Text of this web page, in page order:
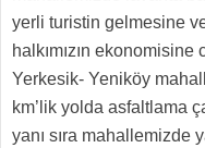
yerli turistin gelmesine
halkımızın ekonomisine
Yerkesik- Yeniköy
km’lik yolda asfaltlama
yanı sıra mahallemizde